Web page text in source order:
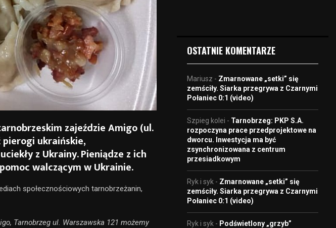
zajeździe Amigo (ul.
pierogi ukraińskie,
z Ukrainy. Pieniądze z ich
walczącym w Ukrainie.
społecznościowych tarnobrzeżanin,
Tarnobrzeg ul. Warszawska 121 możemy
e
o
OSTATNIE KOMENTARZE
Mariusz - Zmarnowane „setki” się
zemściły. Siarka przegrywa z Czarnymi
Połaniec 0:1 (video)
Szpieg kolei - Tarnobrzeg: PKP S.A.
rozpoczyna prace przedprojektowe na
dworcu. Inwestycja ma być
zsynchronizowana z centrum
przesiadkowym
Ryk i syk - Zmarnowane „setki” się
zemściły. Siarka przegrywa z Czarnymi
Połaniec 0:1 (video)
Ryk i syk - Podświetlony „grzyb”